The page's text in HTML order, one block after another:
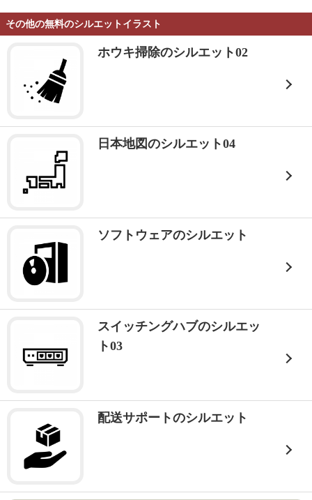
その他の無料のシルエットイラスト
ホウキ掃除のシルエット02
日本地図のシルエット04
ソフトウェアのシルエット
スイッチングハブのシルエッ
ト03
配送サポートのシルエット